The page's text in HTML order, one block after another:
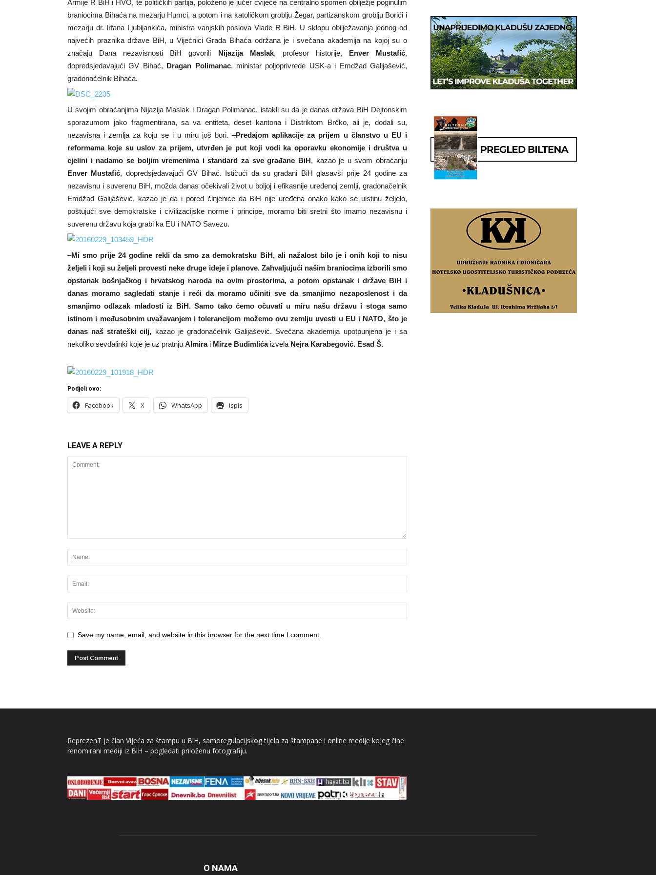
Armije R BiH i HVO, te političkih partija, položeno je jučer cvijeće na centralno spomen obilježje poginulim
braniocima Bihaća na mezarju Humci, a potom i na katoličkom groblju Žegar, partizanskom groblju Borići i
mezarju dr. Irfana Ljubijankića, ministra vanjskih poslova Vlade R BiH. U sklopu obilježavanja jednog od
najvećih praznika države BiH, u Vijećnici Grada Bihaća održana je i svečana akademija na kojoj su o
značaju Dana nezavisnosti BiH govorili Nijazija Maslak, profesor historije, Enver Mustafić,
dopredsjedavajući GV Bihać, Dragan Polimanac, ministar poljoprivrede USK-a i Emdžad Galijašević,
gradonačelnik Bihaća.
U svojim obraćanjima Nijazija Maslak i Dragan Polimanac, istakli su da je danas država BiH Dejtonskim
sporazumom jako fragmentirana, sa va entiteta, deset kantona i Distriktom Brčko, ali je, dodali su,
nezavisna i zemlja za koju se i u miru još bori. –Predajom aplikacije za prijem u članstvo u EU i
reformama koje su uslov za prijem, utvrđen je put koji vodi ka oporavku ekonomije i društva u
cjelini i nadamo se boljim vremenima i standard za sve građane BiH, kazao je u svom obraćanju
Enver Mustafić, dopredsjedavajući GV Bihać. Ističući da su građani BiH glasavši prije 24 godine za
nezavisnu i suverenu BiH, možda danas očekivali život u boljoj i efikasnije uređenoj zemlji, gradonačelnik
Emdžad Galijašević, kazao je da i pored činjenice da BiH nije uređena onako kako se uistinu željelo,
poštujući sve demokratske i civilizacijske norme i principe, moramo biti sretni što imamo nezavisnu i
suverenu državu koja grabi ka EU i NATO Savezu.
–Mi smo prije 24 godine rekli da smo za demokratsku BiH, ali nažalost bilo je i onih koji to nisu
željeli i koji su željeli provesti neke druge ideje i planove. Zahvaljujući našim braniocima izborili smo
opstanak bošnjačkog i hrvatskog naroda na ovim prostorima, a potom opstanak i države BiH i
danas moramo sagledati stanje i reći da moramo učiniti sve da smanjimo nezaposlenost i da
smanjimo odlazak mladosti iz BiH. Samo tako ćemo očuvati u miru našu državu i stoga samo
istinom i međusobnim uvažavanjem i tolerancijom možemo ovu zemlju uvesti u EU i NATO, što je
danas naš strateški cilj, kazao je gradonačelnik Galijašević. Svečana akademija upotpunjena je i sa
nekoliko sevdalinki koje je uz pratnju Almirai Mirze Budimlićaizvela Nejra Karabegović. Esad Š.
Podjeli ovo:
Facebook X WhatsApp Ispis
LEAVE A REPLY
Save my name, email, and website in this browser for the next time I comment.
ReprezenT je član Vijeća za štampu u BiH, samoregulacijskog tijela za štampane i online medije kojeg čine
renomirani mediji iz BiH – pogledati priloženu fotografiju.
O NAMA